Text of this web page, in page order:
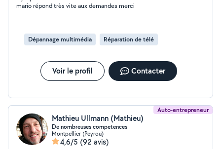
mario répond très vite aux demandes merci
Dépannage multimédia Réparation de télé
Voir le profil Contacter
Auto-entrepreneur
Mathieu Ullmann (Mathieu)
De nombreuses competences
Montpellier (Peyrou)
4,6/5 (92 avis)